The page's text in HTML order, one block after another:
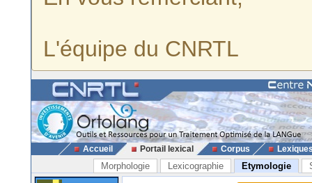
L'équipe du CNRTL
Accueil Portail lexical Corpus
Morphologie Lexicographie Etymologie